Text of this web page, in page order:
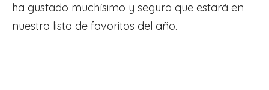
ha gustado muchísimo y seguro que estará en
nuestra lista de favoritos del año.